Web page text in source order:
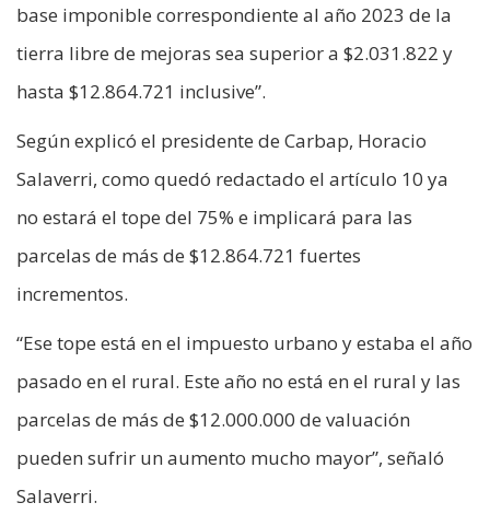
base imponible correspondiente al año 2023 de la
tierra libre de mejoras sea superior a $2.031.822 y
hasta $12.864.721 inclusive”.
Según explicó el presidente de Carbap, Horacio
Salaverri, como quedó redactado el artículo 10 ya
no estará el tope del 75% e implicará para las
parcelas de más de $12.864.721 fuertes
incrementos.
“Ese tope está en el impuesto urbano y estaba el año
pasado en el rural. Este año no está en el rural y las
parcelas de más de $12.000.000 de valuación
pueden sufrir un aumento mucho mayor”, señaló
Salaverri.